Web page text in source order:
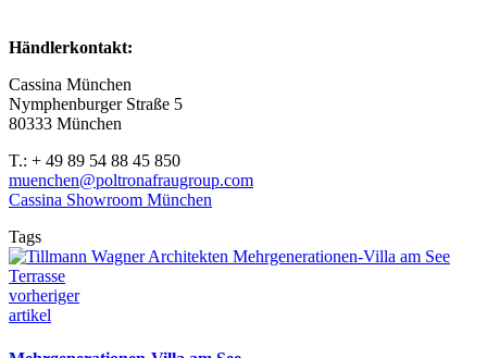
Händlerkontakt:
Cassina München
Nymphenburger Straße 5
80333 München
T.: + 49 89 54 88 45 850
muenchen@poltronafraugroup.com
Cassina Showroom München
Tags
vorheriger
artikel